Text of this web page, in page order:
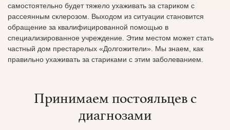
самостоятельно будет тяжело ухаживать за стариком с
рассеянным склерозом. Выходом из ситуации становится
обращение за квалифицированной помощью в
специализированное учреждение. Этим местом может стать
частный дом престарелых «Долгожители». Мы знаем, как
правильно ухаживать за стариками с этим заболеванием.
Принимаем постояльцев с
диагнозами